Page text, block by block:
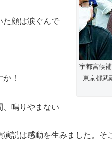
宇都宮候
東京都武
た顔は涙ぐんで
！
鳴りやまない
説は感動を生みました。そ